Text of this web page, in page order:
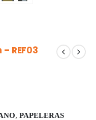
REF03
, PAPELERAS